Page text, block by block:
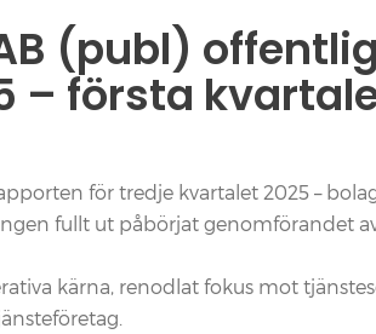
(publ)
– första
för tredje kvartalet 2025 –
fullt ut påbörjat genomförandet
kärna, renodlat fokus mot